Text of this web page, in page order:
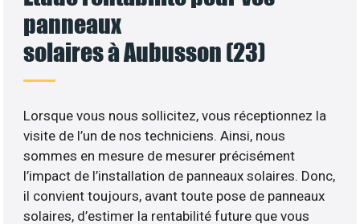
panneaux
solaires à Aubusson (23)
Lorsque vous nous sollicitez, vous réceptionnez la
visite de l’un de nos techniciens. Ainsi, nous
sommes en mesure de mesurer précisément
l’impact de l’installation de panneaux solaires. Donc,
il convient toujours, avant toute pose de panneaux
solaires, d’estimer la rentabilité future que vous